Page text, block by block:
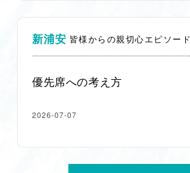
新浦安 皆様からの親切心エピソード
優先席への考え方
2026-07-07